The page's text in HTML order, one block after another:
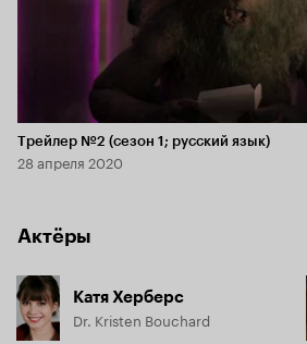
Длительность 1 мин
Трейлер №2 (сезон 1; русский язык)
28 апреля 2020
Актёры
Катя Херберс
Dr. Kristen Bouchard